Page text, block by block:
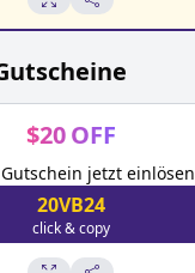
$20 OFF
Gutschein jetzt einlösen
20VB24
click & copy